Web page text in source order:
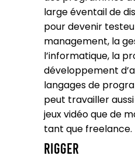
large éventail de
pour devenir
management, la
l’informatique, la
développement
langages de
peut travailler
jeux vidéo que de
tant que freelance.
Rigger